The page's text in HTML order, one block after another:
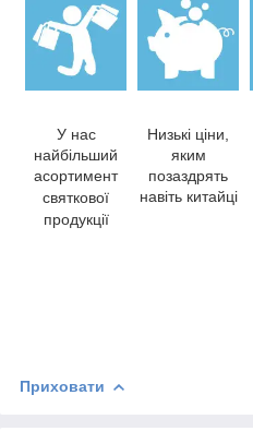
У нас
найбільший
асортимент
святкової
продукції
Низькі ціни,
яким
позаздрять
навіть китайці
Приховати